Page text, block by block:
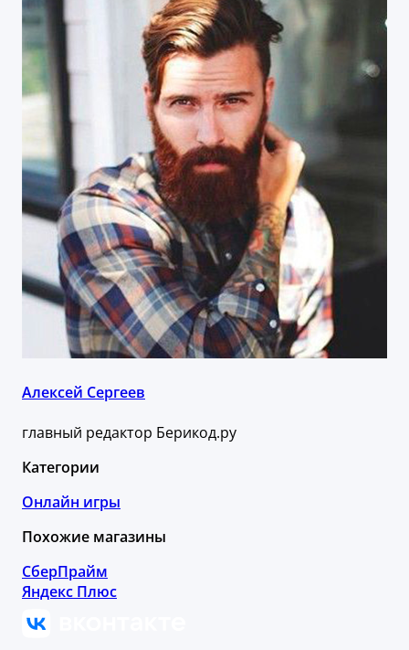
Алексей Сергеев
главный редактор Берикод.ру
Категории
Онлайн игры
Похожие магазины
СберПрайм
Яндекс Плюс